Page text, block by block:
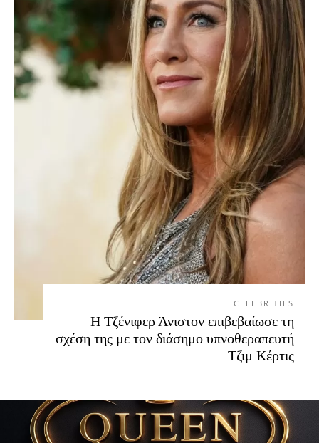
CELEBRITIES
Η Τζένιφερ Άνιστον επιβεβαίωσε τη
σχέση της με τον διάσημο υπνοθεραπευτή
Τζιμ Κέρτις